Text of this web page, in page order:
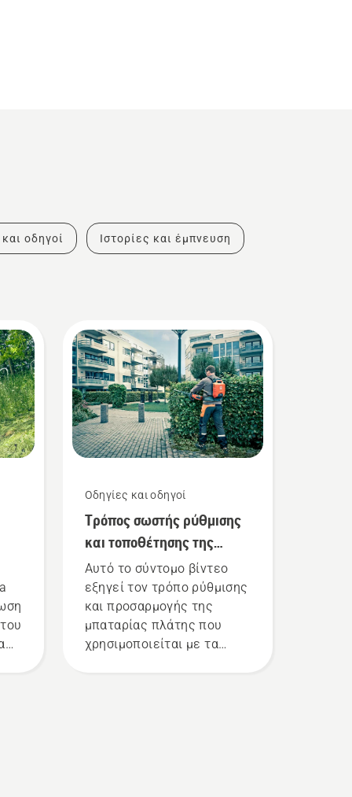
οδηγοί Ιστορίες και έμπνευση
Οδηγίες και οδηγοί
Τρόπος σωστής ρύθμισης
και τοποθέτησης της
μπαταρίας πλάτης
Αυτό το σύντομο βίντεο
εξηγεί τον τρόπο ρύθμισης
και προσαρμογής της
μπαταρίας πλάτης που
χρησιμοποιείται με τα